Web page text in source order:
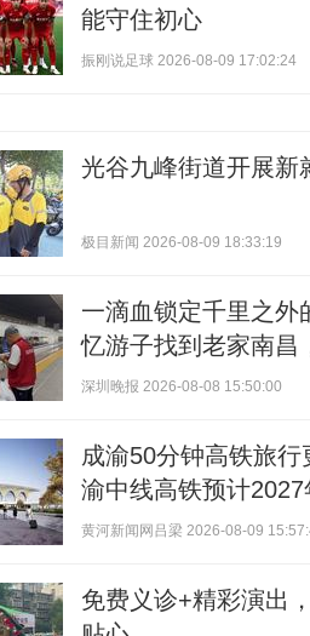
能守住初心
振刚说足球 2026-08-09 17:02:24
光谷九峰街道开展新
极目新闻 2026-08-09 18:33:19
一滴血锁定千里之外
忆游子找到老家南昌
深圳晚报 2026-08-08 15:50:00
成渝50分钟高铁旅
渝中线高铁预计
黄河新闻网吕梁 2026-08-09
免费义诊+精彩演出